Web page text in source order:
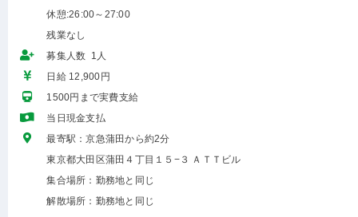
休憩:26:00～27:00
残業なし
募集人数 1人
日給 12,900円
1500円まで実費支給
当日現金支払
最寄駅：京急蒲田から約2分
東京都大田区蒲田４丁目１５−３ ＡＴＴビル
集合場所：勤務地と同じ
解散場所：勤務地と同じ